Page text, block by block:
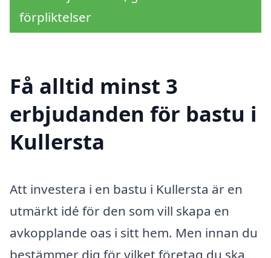
förpliktelser
Få alltid minst 3
erbjudanden för bastu i
Kullersta
Att investera i en bastu i Kullersta är en
utmärkt idé för den som vill skapa en
avkopplande oas i sitt hem. Men innan du
bestämmer dig för vilket företag du ska